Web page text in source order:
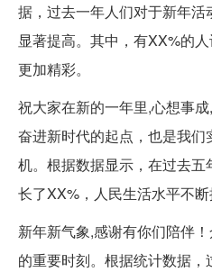
据，过去一年人们对于新年
显著提高。其中，有XX%的
更加精彩。
祝大家在新的一年里,心想事
奋进新时代的起点，也是我
机。根据数据显示，在过去
长了XX%，人民生活水平不断
新年新气象,感谢有你们陪伴
的重要时刻。根据统计数据，